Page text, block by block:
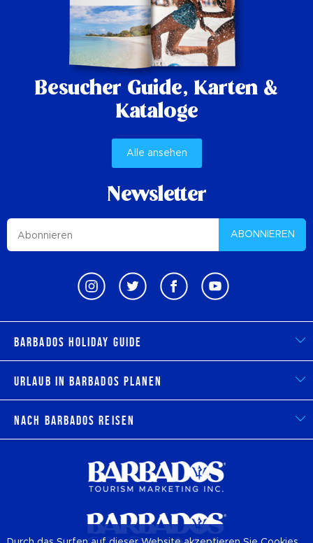
Besucher Guide, Karten &
Kataloge
Alle ansehen
Newsletter
ABONNIEREN
Barbados Holiday Guide
Urlaub in Barbados planen
Nach Barbados reisen